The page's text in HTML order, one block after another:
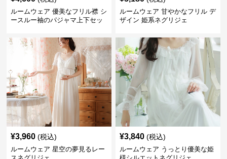
ルームウェア 優美なフリル襟 シ
ースルー袖のパジャマ上下セッ
ルームウェア 甘やかなフリル デ
ザイン 姫系ネグリジェ
¥3,960 (税込)
ルームウェア 星空の夢見るレー
¥3,840 (税込)
ルームウェア うっとり優美な姫